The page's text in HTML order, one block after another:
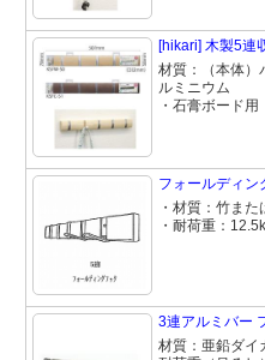
[hikari] 木製5連
材質：（本体）
ルミニウム
・石膏ボード用
フォールディン
・材質：竹ま
・耐荷重：
3連アルミバー
材質：亜鉛ダイ